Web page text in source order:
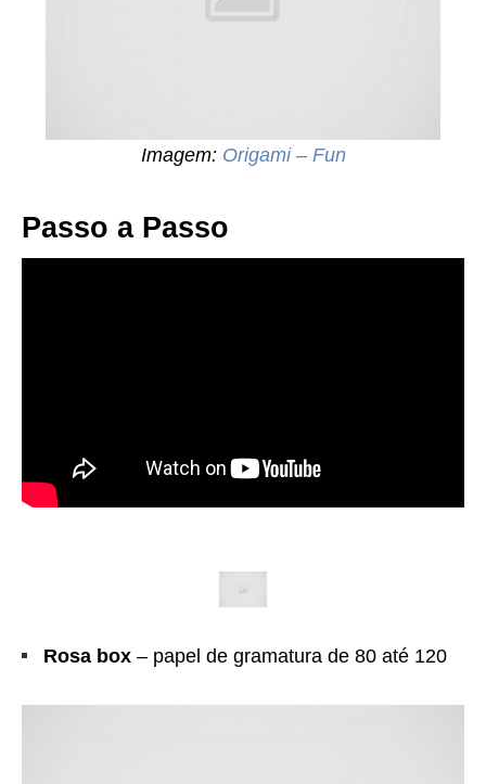
Imagem: Origami – Fun
Passo a Passo
Rosa box – papel de gramatura de 80 até 120